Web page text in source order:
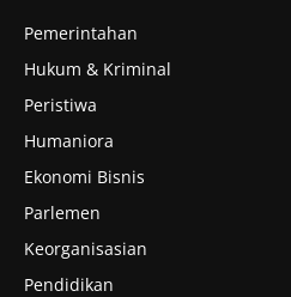
Pemerintahan
Hukum & Kriminal
Peristiwa
Humaniora
Ekonomi Bisnis
Parlemen
Keorganisasian
Pendidikan